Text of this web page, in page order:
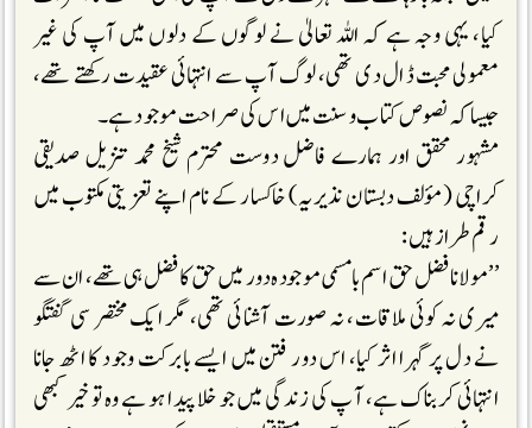
کیا، یہی وجہ ہے کہ اللہ تعالیٰ نے لوگوں کے دلوں میں آپ کی غیر
معمولی محبت ڈال دی تھی، لوگ آپ سے انتہائی عقیدت رکھتے تھے،
جیسا کہ نصوص کتاب وسنت میں اس کی صراحت موجود ہے۔
مشہور محقق اور ہمارے فاضل دوست محترم شیخ محمد تنزیل صدیقی
کراچی (مؤلف دبستان نذیریہ) خاکسار کے نام اپنے تعزیتی مکتوب میں
رقم طراز ہیں:
’’مولانا فضل حق اسم بامسمی موجودہ دور میں حق کا فضل ہی تھے، ان سے
میری نہ کوئی ملاقات، نہ صورت آشنائی تھی، مگر ایک مختصر سی گفتگو
نے دل پر گہرا اثر کیا، اس دور فتن میں ایسے بابرکت وجود کا اٹھ جانا
انتہائی کربناک ہے، آپ کی زندگی میں جو خلا پیدا ہو ہے وہ تو خیر کبھی